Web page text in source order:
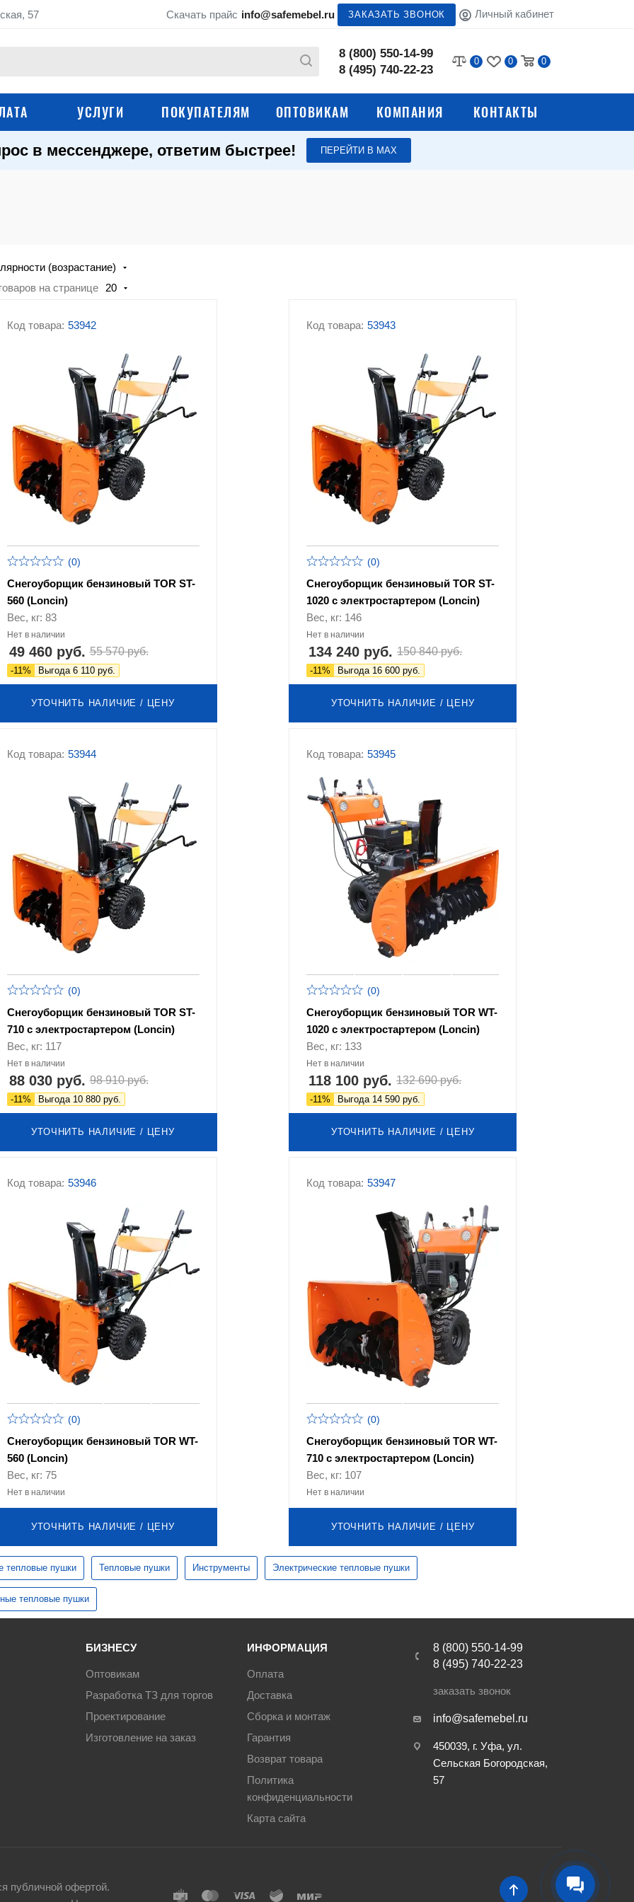
57 Скачать прайс info@safemebel.ru ЗАКАЗАТЬ ЗВОНОК Личный кабинет
8 (800) 550-14-99
8 (495) 740-22-23
0 0 0
Снегоуборщики Труборезы
Оборудование для бетонных
работ
УСЛУГИ ПОКУПАТЕЛЯМ ОПТОВИКАМ КОМПАНИЯ КОНТАКТЫ
в мессенджере, ответим быстрее! ПЕРЕЙТИ В МАХ
(возрастание)
на странице 20
Код товара: 53942
(0)
Снегоуборщик бензиновый TOR ST-
560 (Loncin)
Вес, кг: 83
Нет в наличии
49 460 руб. 55 570 руб.
-11% Выгода 6 110 руб.
УТОЧНИТЬ НАЛИЧИЕ / ЦЕНУ
Код товара: 53943
(0)
Снегоуборщик бензиновый TOR ST-
1020 с электростартером (Loncin)
Вес, кг: 146
Нет в наличии
134 240 руб. 150 840 руб.
-11% Выгода 16 600 руб.
УТОЧНИТЬ НАЛИЧИЕ / ЦЕНУ
Код товара: 53944
(0)
Снегоуборщик бензиновый TOR ST-
710 с электростартером (Loncin)
Вес, кг: 117
Нет в наличии
88 030 руб. 98 910 руб.
-11% Выгода 10 880 руб.
УТОЧНИТЬ НАЛИЧИЕ / ЦЕНУ
Код товара: 53945
(0)
Снегоуборщик бензиновый TOR WT-
1020 с электростартером (Loncin)
Вес, кг: 133
Нет в наличии
118 100 руб. 132 690 руб.
-11% Выгода 14 590 руб.
УТОЧНИТЬ НАЛИЧИЕ / ЦЕНУ
Код товара: 53946
(0)
Снегоуборщик бензиновый TOR WT-
560 (Loncin)
Вес, кг: 75
Нет в наличии
УТОЧНИТЬ НАЛИЧИЕ / ЦЕНУ
Код товара: 53947
(0)
Снегоуборщик бензиновый TOR WT-
710 с электростартером (Loncin)
Вес, кг: 107
Нет в наличии
УТОЧНИТЬ НАЛИЧИЕ / ЦЕНУ
тепловые пушки Тепловые пушки Инструменты Электрические тепловые пушки
тепловые пушки
БИЗНЕСУ
Оптовикам
Разработка ТЗ для торгов
Проектирование
Изготовление на заказ
ИНФОРМАЦИЯ
Оплата
Доставка
Сборка и монтаж
Гарантия
Возврат товара
Политика
конфиденциальности
Карта сайта
8 (800) 550-14-99
8 (495) 740-22-23
заказать звонок
info@safemebel.ru
450039, г. Уфа, ул.
Сельская Богородская,
57
публичной офертой.